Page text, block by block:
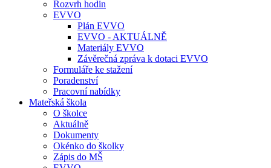
Rozvrh hodin
EVVO
Plán EVVO
EVVO - AKTUÁLNĚ
Materiály EVVO
Závěrečná zpráva k dotaci EVVO
Formuláře ke stažení
Poradenství
Pracovní nabídky
Mateřská škola
O školce
Aktuálně
Dokumenty
Okénko do školky
Zápis do MŠ